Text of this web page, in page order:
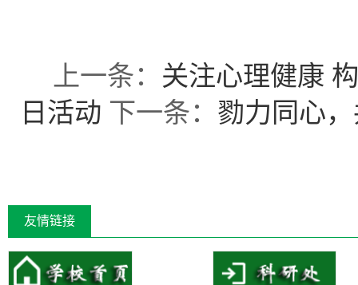
上一条： 关注心理健康
日活动 下一条： 勠力同心
友情链接